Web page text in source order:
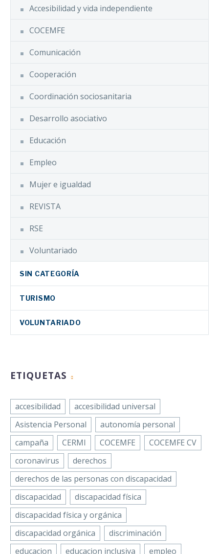
Accesibilidad y vida independiente
COCEMFE
Comunicación
Cooperación
Coordinación sociosanitaria
Desarrollo asociativo
Educación
Empleo
Mujer e igualdad
REVISTA
RSE
Voluntariado
SIN CATEGORÍA
TURISMO
VOLUNTARIADO
ETIQUETAS
accesibilidad
accesibilidad universal
Asistencia Personal
autonomía personal
campaña
CERMI COCEMFE
COCEMFE CV
coronavirus
derechos
derechos de las personas con discapacidad
discapacidad
discapacidad física
discapacidad física y orgánica
discapacidad orgánica
discriminación
educacion
educacion inclusiva
empleo